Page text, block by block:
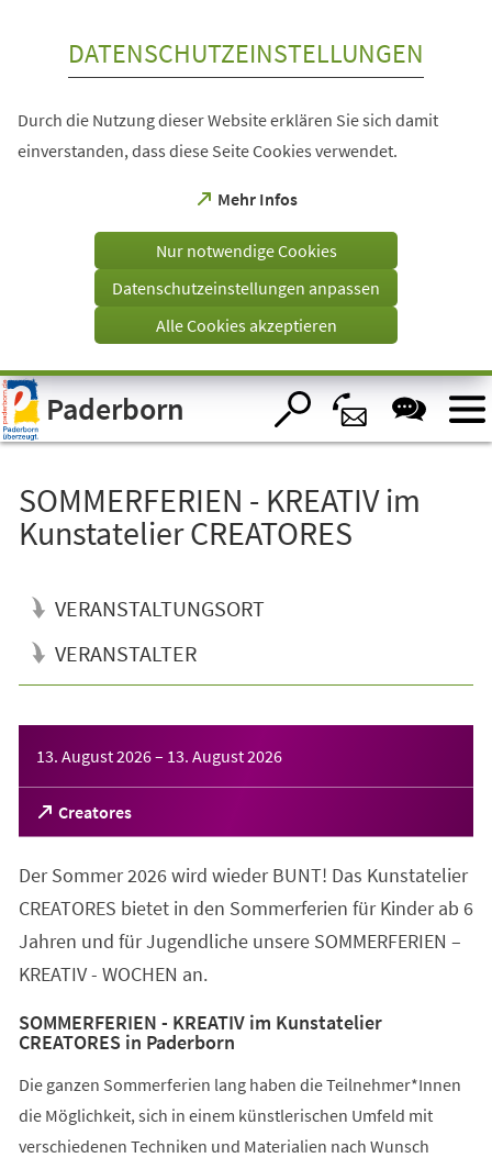
Visuelle
Assistenzsoftware
öffnen.
DATENSCHUTZEINSTELLUNGEN
Durch die Nutzung dieser Website erklären Sie sich damit
einverstanden, dass diese Seite Cookies verwendet.
Mehr Infos
(Öffnet
einem
Tab)
Nur notwendige Cookies
Datenschutzeinstellungen anpassen
Alle Cookies akzeptieren
Paderborn
SOMMERFERIEN - KREATIV im
Kunstatelier CREATORES
VERANSTALTUNGSORT
VERANSTALTER
13. August 2026– 13. August 2026
Creatores
(Öffnet
in
neuen
Tab)
Der Sommer 2026 wird wieder BUNT! Das Kunstatelier
CREATORES bietet in den Sommerferien für Kinder ab 6
Jahren und für Jugendliche unsere SOMMERFERIEN –
KREATIV - WOCHEN an.
SOMMERFERIEN - KREATIV im Kunstatelier
CREATORES in Paderborn
Die ganzen Sommerferien lang haben die Teilnehmer*Innen
die Möglichkeit, sich in einem künstlerischen Umfeld mit
verschiedenen Techniken und Materialien nach Wunsch